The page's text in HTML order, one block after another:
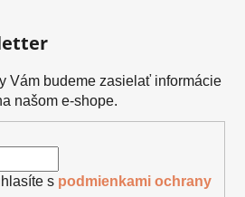
Vám budeme zasielať informácie
našom e-shope.
s podmienkami ochrany